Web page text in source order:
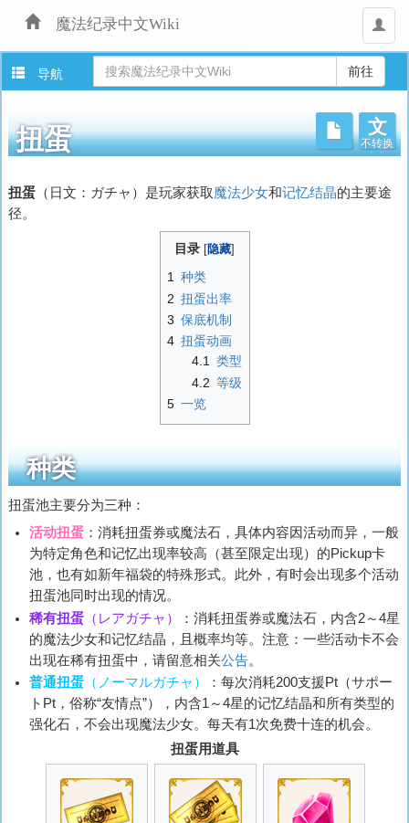
魔法纪录中文Wiki
用
户
导航
扭蛋
文
不转换
跳
转
扭蛋（日文： ガチャ ）是玩家获取魔法少女和记忆结晶的主要途
径。
目录
1 种类
2 扭蛋出率
3 保底机制
4 扭蛋动画
4.1 类型
4.2 等级
5 一览
种类
扭蛋池主要分为三种：
活动扭蛋 ：消耗扭蛋券或魔法石，具体内容因活动而异，一般
为特定角色和记忆出现率较高（甚至限定出现）的Pickup卡
池，也有如新年福袋的特殊形式。此外，有时会出现多个活动
扭蛋池同时出现的情况。
稀有扭蛋 （ レアガチャ ）
：消耗扭蛋券或魔法石，内含2～4星
的魔法少女和记忆结晶，且概率均等。注意：一些活动卡不会
出现在稀有扭蛋中，请留意相关公告。
普通扭蛋 （ ノーマルガチャ ） ：每次消耗200支援Pt（サポー
トPt ，俗称“友情点”），内含1～4星的记忆结晶和所有类型的
强化石，不会出现魔法少女。每天有1次免费十连的机会。
扭蛋用道具